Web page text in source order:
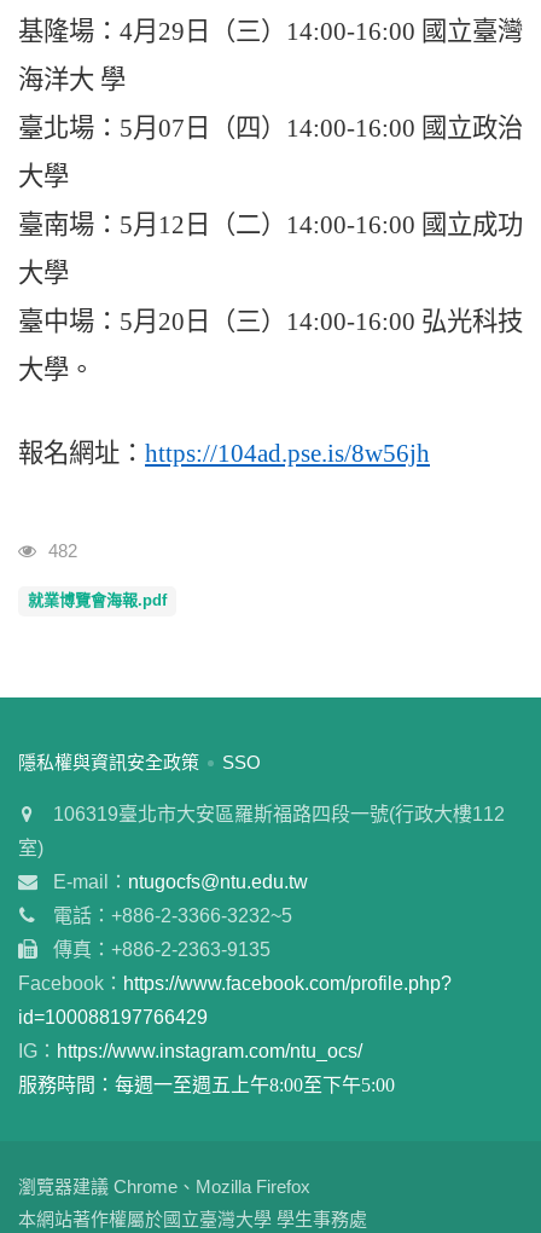
基隆場： 4月 29 日（三） 14:00-16:00 國立臺灣
海洋大 學
臺北場： 5月 07 日（四） 14:00-16:00 國立政治
大學
臺南場： 5月 12 日（二） 14:00-16:00 國立成功
大學
臺中場： 5月 20 日（三） 14:00-16:00 弘光科技
大學。
報名網址： https://104ad.pse.is/8w56jh
瀏覽人次
482
就業博覽會海報.pdf
:::
隱私權與資訊安全政策 SSO
106319臺北市大安區羅斯福路四段一號(行政大樓112
室)
E-mail： ntugocfs@ntu.edu.tw
電話：+886-2-3366-3232~5
傳真：+886-2-2363-9135
Facebook： https://www.facebook.com/profile.php?
id=100088197766429
IG： https://www.instagram.com/ntu_ocs/
服務時間：每週一至週五上午8:00至下午5:00
瀏覽器建議 Chrome、Mozilla Firefox
本網站著作權屬於國立臺灣大學 學生事務處